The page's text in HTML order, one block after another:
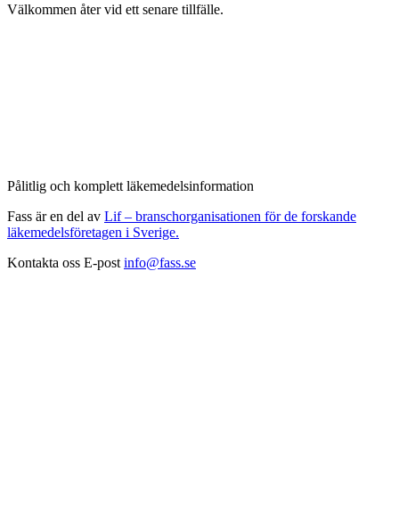
Välkommen åter vid ett senare tillfälle.
Pålitlig och komplett läkemedelsinformation
Fass är en del av Lif – branschorganisationen för de forskande
läkemedelsföretagen i Sverige.
Kontakta oss E-post info@fass.se